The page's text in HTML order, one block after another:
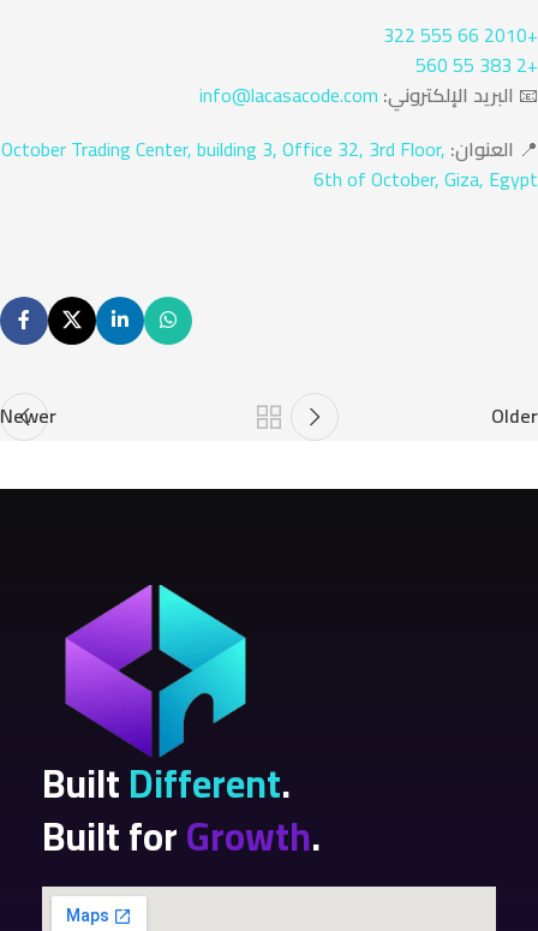
+2010 66 555 322
+2 383 55 560
📧 البريد الإلكتروني: info@lacasacode.com
📍 العنوان: October Trading Center, building 3, Office 32, 3rd Floor,
6th of October, Giza, Egypt
Newer Older
BuiltDifferent.
Built forGrowth.